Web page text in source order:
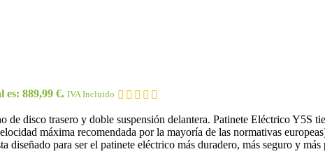
es: 889,99 €. IVA Incluido
de disco trasero y doble suspensión delantera. Patinete Eléctrico Y5S
máxima recomendada por la mayoría de las normativas
diseñado para ser el patinete eléctrico más duradero, más seguro y